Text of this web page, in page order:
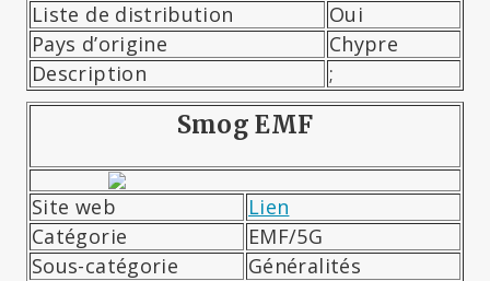
Liste de distribution
Oui
Pays d’origine
Chypre
Description
;
Smog EMF
Site web
Lien
Catégorie
EMF/5G
Sous-catégorie
Généralités